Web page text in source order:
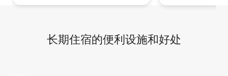
长期住宿的便利设施和好处